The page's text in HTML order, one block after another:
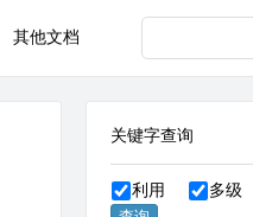
其他文档
关键字查询
利用 多级